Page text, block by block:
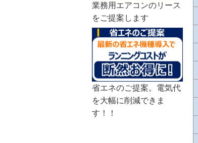
業務用エアコンのリース
をご提案します
省エネのご提案。電気代
を大幅に削減できま
す！！